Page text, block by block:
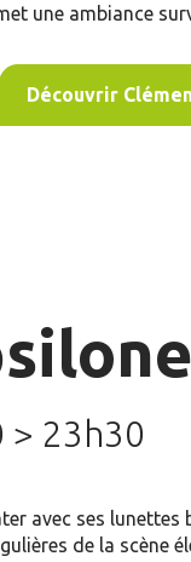
une ambiance
Découvrir
> 23h30
avec ses lunettes
de la scène